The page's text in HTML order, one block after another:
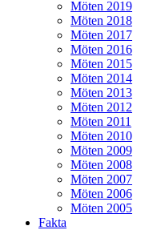
Möten 2019
Möten 2018
Möten 2017
Möten 2016
Möten 2015
Möten 2014
Möten 2013
Möten 2012
Möten 2011
Möten 2010
Möten 2009
Möten 2008
Möten 2007
Möten 2006
Möten 2005
Fakta